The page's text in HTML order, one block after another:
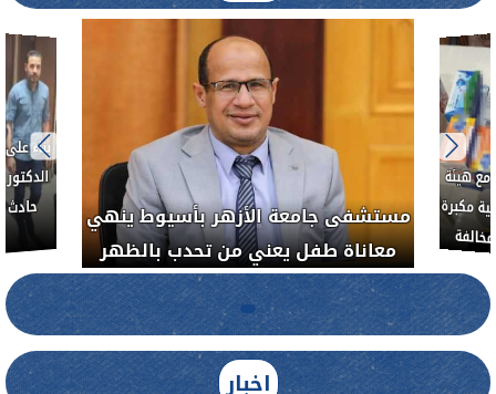
العلاج الحر بمنفلوط بالتعاون مع هيئة
الدواء المصرية يشن حملة رقابية مكبرة
لضبط المنشآت الطبية المخالفة.....
خبيث
اخبار